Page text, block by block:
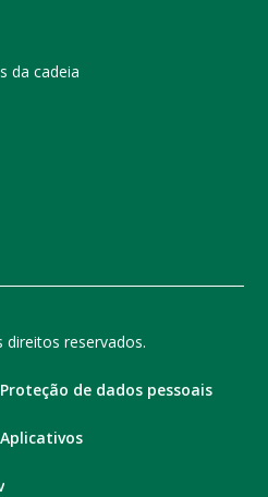
da cadeia
reservados.
de dados pessoais